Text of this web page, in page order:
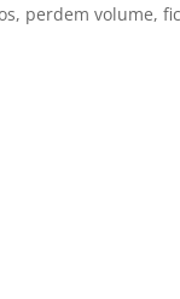
perdem volume,